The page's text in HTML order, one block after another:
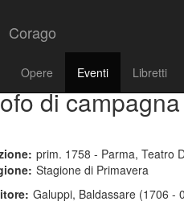
Corago
Opere Eventi Libretti
di campagna
prim. 1758 - Parma, Teatro
Stagione di Primavera
Galuppi, Baldassare (1706 -